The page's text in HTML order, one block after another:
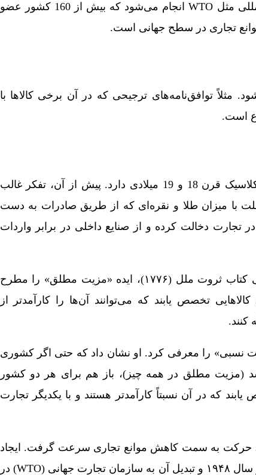
این نوع تجارت آزاد از طریق سازمان‌های بین‌المللی مثل WTO انجام می‌شود که بیش از 160 کشور عضو
تجاری در سطح جهانی است.
توافق‌نامه‌های ترجیحی که در آن برخی کالاها با
است.
ایده تجارت آزاد ریشه در تفکرات اقتصاددانان کلاسیک قرن 18 و 19 میلادی دارد. پیش از آن، تفکر غالب
با میزان طلا و نقره‌ای که از طریق صادرات به دست
دخالت کرده و از صنایع داخلی در برابر واردات
سرانجام آدام اسمیت در کتاب مشهور خود یعنی کتاب ثروت ملل (۱۷۷۶)، ایده «مزیت مطلق» را مطرح
تخصص یابند که می‌توانند آن‌ها را کارآمدتر از
کنند.
اوایل قرن ۱۹، مفهوم «مزیت نسبی» را معرفی کرد. او نشان داد که حتی اگر کشوری
(مزیت مطلق در همه چیز)، باز هم برای هر دو کشور
که در آن نسبتاً کارآمدتر هستند و با یکدیگر تجارت
حرکت به سمت کاهش موانع تجاری سرعت گرفت. ایجاد
موافقت‌نامه عمومی تعرفه و تجارت (GATT) در سال ۱۹۴۸ و تبدیل آن به سازمان تجارت جهانی (WTO) در